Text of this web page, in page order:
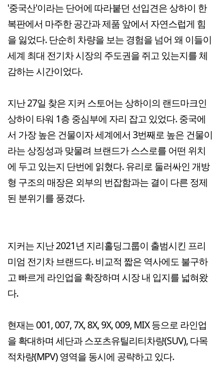
'중국산'이라는 단어에 따라붙던 선입견은 상하이 한
복판에서 마주한 공간과 제품 앞에서 자연스럽게 힘
을 잃었다. 단순히 차량을 보는 경험을 넘어 왜 이들이
세계 최대 전기차 시장의 주도권을 쥐고 있는지를 체
감하는 시간이었다.
지난 27일 찾은 지커 스토어는 상하이의 랜드마크인
상하이 타워 1층 중심부에 자리 잡고 있었다. 중국에
서 가장 높은 건물이자 세계에서 3번째로 높은 건물이
라는 상징성과 맞물려 브랜드가 스스로를 어떤 위치
에 두고 있는지 단번에 읽혔다. 유리로 둘러싸인 개방
형 구조의 매장은 외부의 번잡함과는 결이 다른 정제
된 분위기를 풍겼다.
지커는 지난 2021년 지리홀딩그룹이 출범시킨 프리
미엄 전기차 브랜드다. 비교적 짧은 역사에도 불구하
고 빠르게 라인업을 확장하며 시장 내 입지를 넓혀왔
다.
현재는 001, 007, 7X, 8X, 9X, 009, MIX 등으로 라인업
을 확대하며 세단과 스포츠유틸리티차량(SUV), 다목
적차량(MPV) 영역을 동시에 공략하고 있다.